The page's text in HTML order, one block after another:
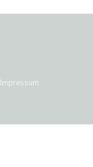
Impressum